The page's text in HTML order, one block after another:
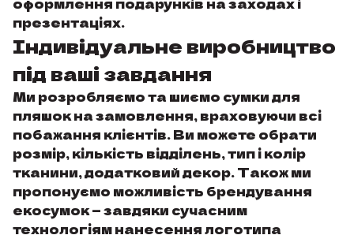
презентаціях.
Індивідуальне виробництво
під ваші завдання
Ми розробляємо та шиємо сумки для
пляшок на замовлення, враховуючи всі
побажання клієнтів. Ви можете обрати
розмір, кількість відділень, тип і колір
тканини, додатковий декор. Також ми
пропонуємо можливість брендування
екосумок— завдяки сучасним
технологіям нанесення логотипа